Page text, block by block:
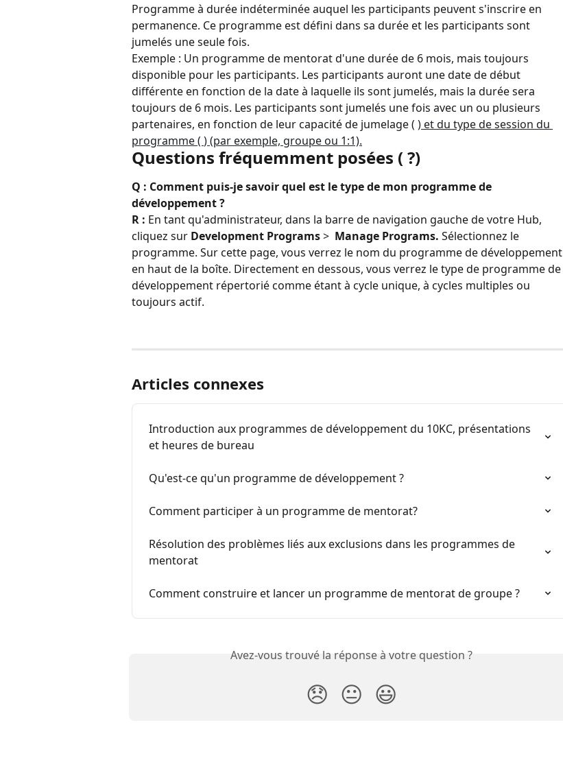
Programme à durée indéterminée auquel les participants peuvent s'inscrire en
permanence. Ce programme est défini dans sa durée et les participants sont
jumelés une seule fois.
Exemple : Un programme de mentorat d'une durée de 6 mois, mais toujours
disponible pour les participants. Les participants auront une date de début
différente en fonction de la date à laquelle ils sont jumelés, mais la durée sera
toujours de 6 mois. Les participants sont jumelés une fois avec un ou plusieurs
partenaires, en fonction de leur capacité de jumelage ( ) et du type de session du
programme ( ) (par exemple, groupe ou 1:1).
Questions fréquemment posées ( ?)
Q : Comment puis-je savoir quel est le type de mon programme de
développement ?
R : En tant qu'administrateur, dans la barre de navigation gauche de votre Hub,
cliquez sur Development Programs > Manage Programs. Sélectionnez le
programme. Sur cette page, vous verrez le nom du programme de développement
en haut de la boîte. Directement en dessous, vous verrez le type de programme de
développement répertorié comme étant à cycle unique, à cycles multiples ou
toujours actif.
Articles connexes
Introduction aux programmes de développement du 10KC, présentations
et heures de bureau
Qu'est-ce qu'un programme de développement ?
Comment participer à un programme de mentorat?
Résolution des problèmes liés aux exclusions dans les programmes de
mentorat
Comment construire et lancer un programme de mentorat de groupe ?
Avez-vous trouvé la réponse à votre question ?
😞 😐 😃